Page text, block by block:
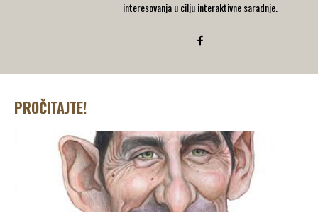
interesovanja u cilju interaktivne saradnje.
PROČITAJTE!